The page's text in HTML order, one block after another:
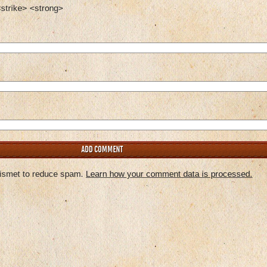
<strong>
to reduce spam. Learn how your comment data is processed.